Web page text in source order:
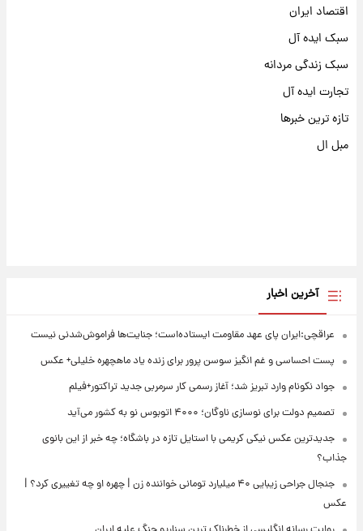
اقتصاد ایران
سبک ایده آل
سبک زندگی مردانه
تجارت ایده آل
تازه ترین خبرها
مبل ال
آخرین اخبار
عراقچی:ایران پای عهد مقاومت ایستاده‌است؛ جنایت‌ها فراموش‌شدنی نیست
پست احساسی و غم انگیز سوسن پرور برای زنده یاد ماهچهره خلیلی+ عکس
جواد نکونام وارد تبریز شد؛ آغاز رسمی کار سرمربی جدید تراکتور+فیلم
تصمیم دولت برای نوسازی ناوگان؛ ۴۰۰۰ اتوبوس نو به کشور می‌آید
جدیدترین عکس نیکی کریمی با استایل تازه در باشگاه؛ چه خبر از این بانوی
جذاب؟
جنجال جراحی زیبایی ۴۰ میلیارد تومانی خواننده زن | چهره او چه تغییری کرد؟ |
عکس